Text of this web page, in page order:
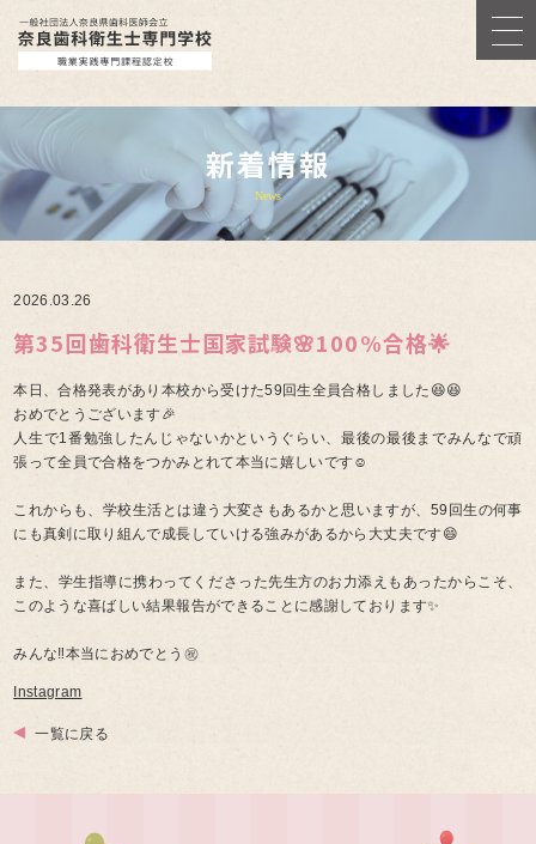
新着情報
News
2026.03.26
第35回歯科衛生士国家試験🌸100%合格🌟
本日、合格発表があり本校から受けた59回生全員合格しました😆😆
おめでとうございます🎉
人生で1番勉強したんじゃないかというぐらい、最後の最後までみんなで頑
張って全員で合格をつかみとれて本当に嬉しいです☺️
これからも、学校生活とは違う大変さもあるかと思いますが、59回生の何事
にも真剣に取り組んで成長していける強みがあるから大丈夫です😄
また、学生指導に携わってくださった先生方のお力添えもあったからこそ、
このような喜ばしい結果報告ができることに感謝しております✨
みんな‼️本当におめでとう㊗️
Instagram
一覧に戻る